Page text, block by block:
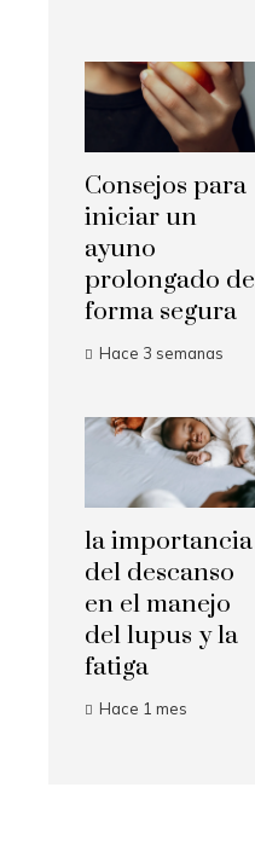
Consejos para
iniciar un
ayuno
prolongado de
forma segura
Hace 3 semanas
la importancia
del descanso
en el manejo
del lupus y la
fatiga
Hace 1 mes